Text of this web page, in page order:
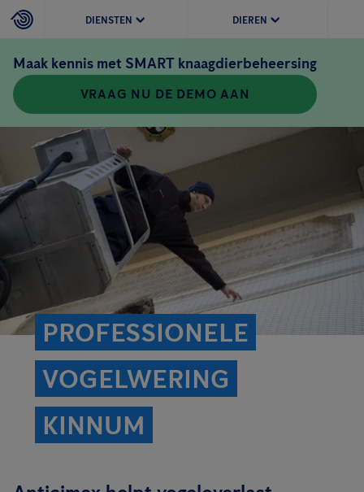
DIENSTEN DIEREN
Maak kennis met SMART knaagdierbeheersing
VRAAG NU DE DEMO AAN
PROFESSIONELE
VOGELWERING
KINNUM